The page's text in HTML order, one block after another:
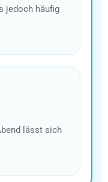
jedoch häufig
lässt sich